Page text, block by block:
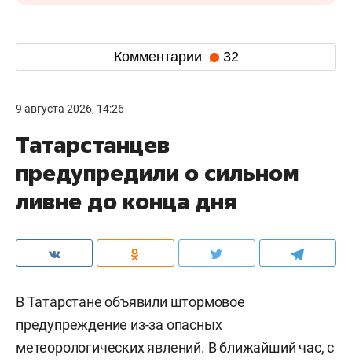
Комментарии 32
9 августа 2026, 14:26
Татарстанцев
предупредили о сильном
ливне до конца дня
В Татарстане объявили штормовое
предупреждение из-за опасных
метеорологических явлений. В ближайший час, с